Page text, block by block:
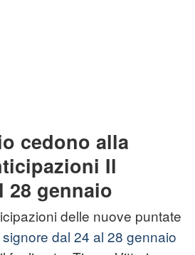
cedono alla
Il
28 gennaio
delle nuove puntate
dal 24 al 28 gennaio